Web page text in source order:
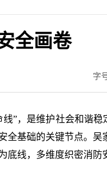
全画卷
字
”，是维护社会和谐稳
基础的关键节点。吴
底线，多维度织密消防